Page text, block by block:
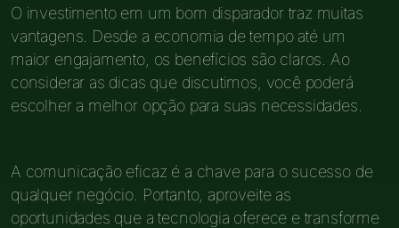
O investimento em um bom disparador traz muitas
vantagens. Desde a economia de tempo até um
maior engajamento, os benefícios são claros. Ao
considerar as dicas que discutimos, você poderá
escolher a melhor opção para suas necessidades.
A comunicação eficaz é a chave para o sucesso de
qualquer negócio. Portanto, aproveite as
oportunidades que a tecnologia oferece e transforme